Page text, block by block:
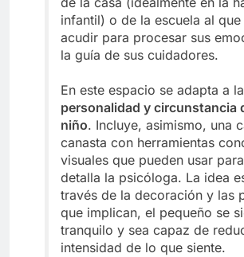
infantil) o de la escuela al que
acudir para procesar sus
la guía de sus cuidadores.
En este espacio se adapta a la
personalidad y circunstancia
niño. Incluye, asimismo, una
canasta con herramientas
visuales que pueden usar
detalla la psicóloga. La idea
través de la decoración y las
que implican, el pequeño se
tranquilo y sea capaz de
intensidad de lo que siente.